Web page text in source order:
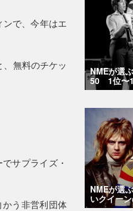
で、今年はエ
無料のチケッ
サプライズ・
う非営利団体
NMEが選
50 1位〜
NMEが選
いクイー